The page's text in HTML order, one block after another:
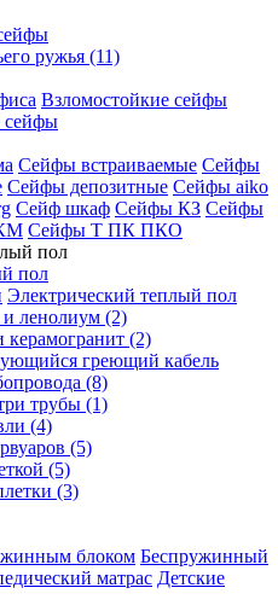
ружья (11)
Взломостойкие сейфы
сейфы
Сейфы встраиваемые Сейфы
Сейфы депозитные Сейфы aiko
Сейф шкаф Сейфы КЗ Сейфы
Сейфы Т ПК ПКО
пол
Электрический теплый пол
ленолиум (2)
(2)
греющий кабель
(8)
трубы (1)
(4)
(5)
(5)
(3)
блоком Беспружинный
матрас Детские